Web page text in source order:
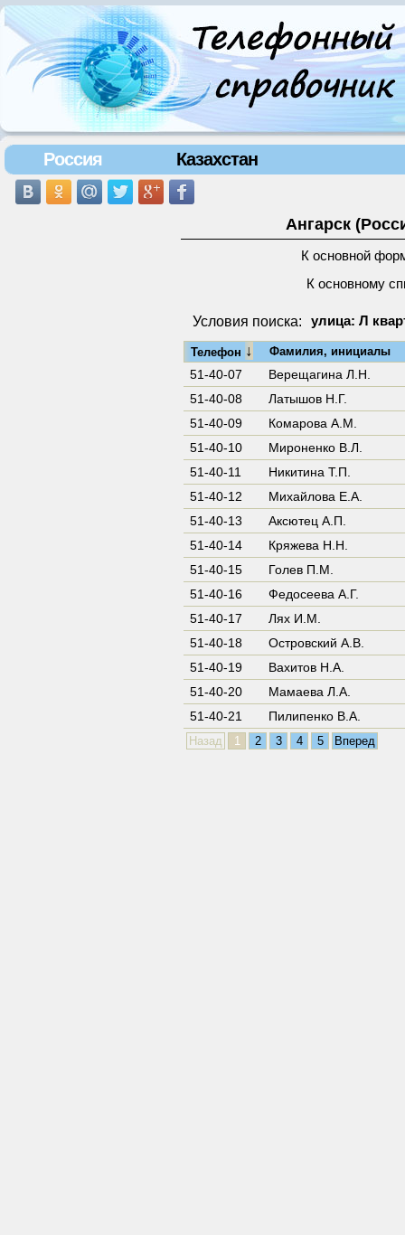
Россия Казахстан
Ангарск
К основной
К основному
Условия поиска: улица: Л
Телефон ↓ Фамилия, инициалы
51-40-07
Верещагина Л.Н.
51-40-08
Латышов Н.Г.
51-40-09
Комарова А.М.
51-40-10
Мироненко В.Л.
51-40-11
Никитина Т.П.
51-40-12
Михайлова Е.А.
51-40-13
Аксютец А.П.
51-40-14
Кряжева Н.Н.
51-40-15
Голев П.М.
51-40-16
Федосеева А.Г.
51-40-17
Лях И.М.
51-40-18
Островский А.В.
51-40-19
Вахитов Н.А.
51-40-20
Мамаева Л.А.
51-40-21
Пилипенко В.А.
Назад 1 2 3 4 5 Вперед